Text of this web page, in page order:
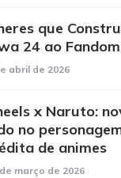
que
24 ao
abril de 2026
x Naruto:
no
de animes
março de 2026